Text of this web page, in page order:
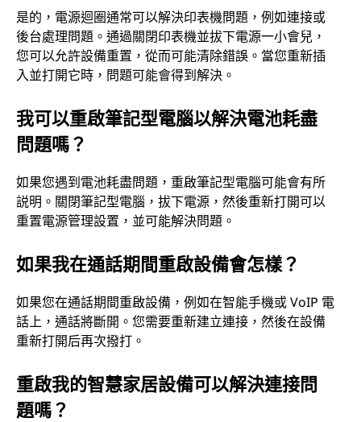
是的，電源迴圈通常可以解決印表機問題，例如連接或
後台處理問題。通過關閉印表機並拔下電源一小會兒，
您可以允許設備重置，從而可能清除錯誤。當您重新插
入並打開它時，問題可能會得到解決。
我可以重啟筆記型電腦以解決電池耗盡
問題嗎？
如果您遇到電池耗盡問題，重啟筆記型電腦可能會有所
説明。關閉筆記型電腦，拔下電源，然後重新打開可以
重置電源管理設置，並可能解決問題。
如果我在通話期間重啟設備會怎樣？
如果您在通話期間重啟設備，例如在智能手機或 VoIP 電
話上，通話將斷開。您需要重新建立連接，然後在設備
重新打開后再次撥打。
重啟我的智慧家居設備可以解決連接問
題嗎？